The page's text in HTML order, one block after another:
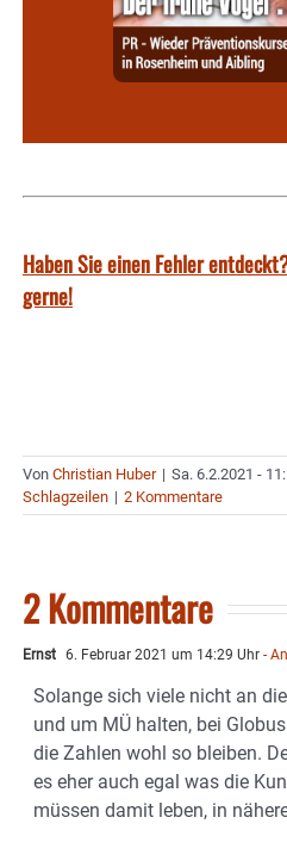
Haben Sie einen Fehler
gerne!
Von Christian Huber | Sa. 6.2.2021 -
Schlagzeilen | 2 Kommentare
2 Kommentare
Ernst 6. Februar 2021 um 14:29 Uhr -
Solange sich viele nicht an
und um MÜ halten, bei
die Zahlen wohl so bleiben.
es eher auch egal was die
müssen damit leben, in